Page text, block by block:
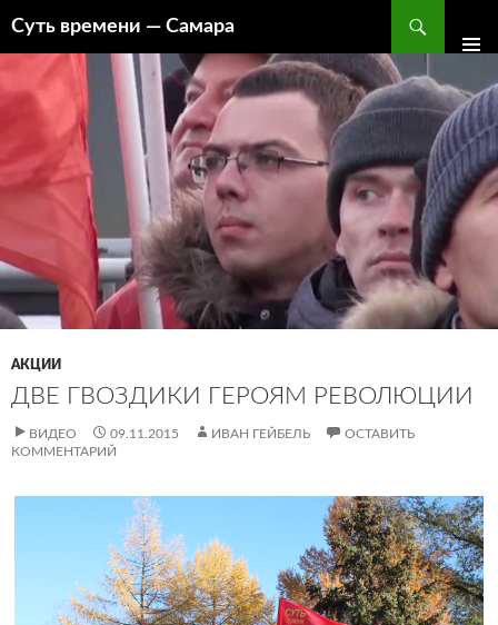
Суть времени — Самара
СОДЕРЖИМОМУ
АКЦИИ
ДВЕ ГВОЗДИКИ ГЕРОЯМ РЕВОЛЮЦИИ
ВИДЕО 09.11.2015 ИВАН ГЕЙБЕЛЬ
ОСТАВИТЬ
КОММЕНТАРИЙ